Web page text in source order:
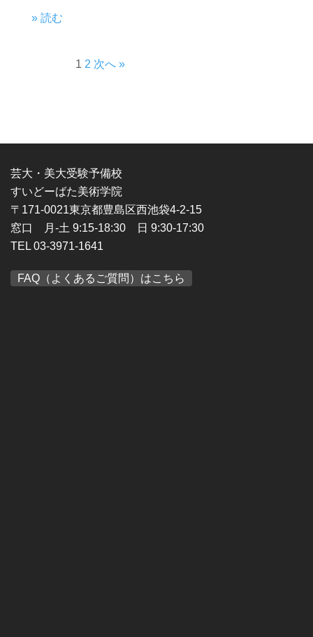
» 読む
1 2 次へ »
芸大・美大受験予備校
すいどーばた美術学院
〒171-0021東京都豊島区西池袋4-2-15
窓口 月-土 9:15-18:30 日 9:30-17:30
TEL 03-3971-1641
FAQ（よくあるご質問）はこちら